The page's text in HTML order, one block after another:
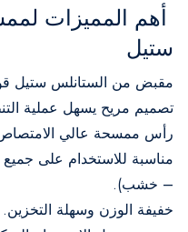
أهم المميزات
ستيل
مقبض من الستانلس ستيل
تصميم مريح يسهل عملية
رأس ممسحة عالي الامتصاص
مناسبة للاستخدام على
– خشب).
خفيفة الوزن وسهلة التخزين.